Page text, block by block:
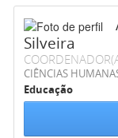
Silveira
CIÊNCIAS
Educação